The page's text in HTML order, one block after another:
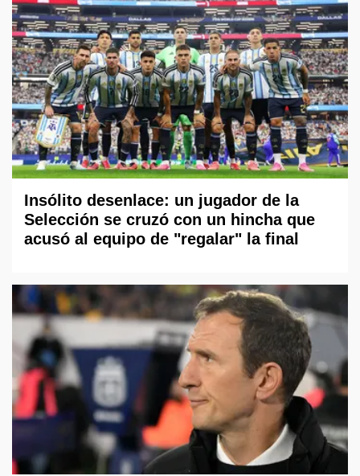
Insólito desenlace: un jugador de la
Selección se cruzó con un hincha que
acusó al equipo de "regalar" la final